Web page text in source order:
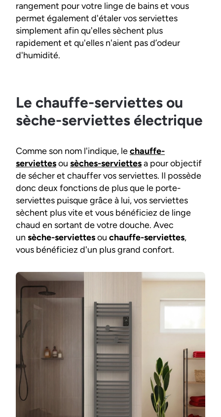
rangement pour votre linge de bains et vous
permet également d'étaler vos serviettes
simplement afin qu'elles sèchent plus
rapidement et qu'elles n'aient pas d’odeur
d'humidité.
Le chauffe-serviettes ou
sèche-serviettes électrique
Comme son nom l'indique, lechauffe-
serviettesou sèches-serviettesa pour objectif
de sécher et chauffer vos serviettes. Il possède
donc deux fonctions de plus que le porte-
serviettes puisque grâce à lui, vos serviettes
sèchent plus vite et vous bénéficiez de linge
chaud en sortant de votre douche. Avec
un sèche-serviettesou chauffe-serviettes,
vous bénéficiez d'un plus grand confort.